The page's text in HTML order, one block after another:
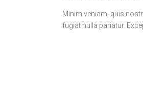
Minim veniam, quis
fugiat nulla pariatur.